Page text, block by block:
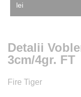
lei
Detalii
3cm/4gr. FT
Fire Tiger